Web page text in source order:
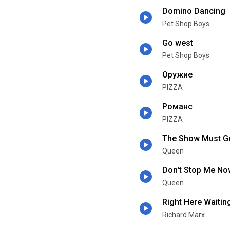
Domino Dancing
Pet Shop Boys
Go west
Pet Shop Boys
Оружие
PIZZA
Романс
PIZZA
The Show Must
Queen
Don't Stop Me
Queen
Right Here
Richard Marx